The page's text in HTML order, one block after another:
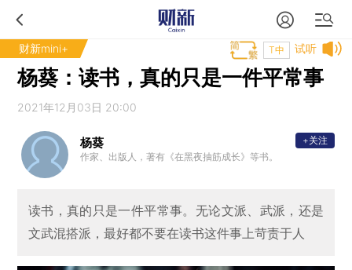
财新mini+ 试听
T中
杨葵：读书，真的只是一件平常事
2021年12月03日 20:00
杨葵
作家、出版人，著有《在黑夜抽筋成长》等书。
+关注
读书，真的只是一件平常事。无论文派、武派，还是
文武混搭派，最好都不要在读书这件事上苛责于人